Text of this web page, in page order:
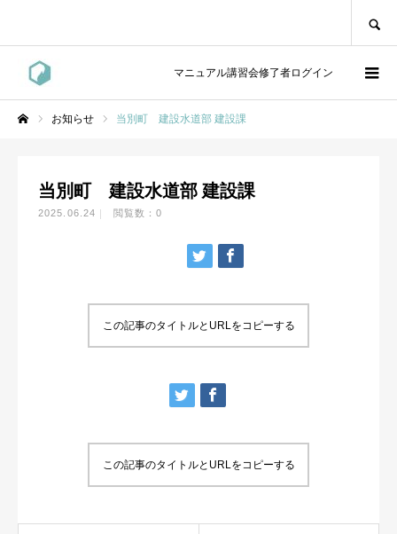
マニュアル講習会修了者ログイン
お知らせ 当別町 建設水道部 建設課
当別町 建設水道部 建設課
2025.06.24 閲覧数：0
この記事のタイトルとURLをコピーする
この記事のタイトルとURLをコピーする